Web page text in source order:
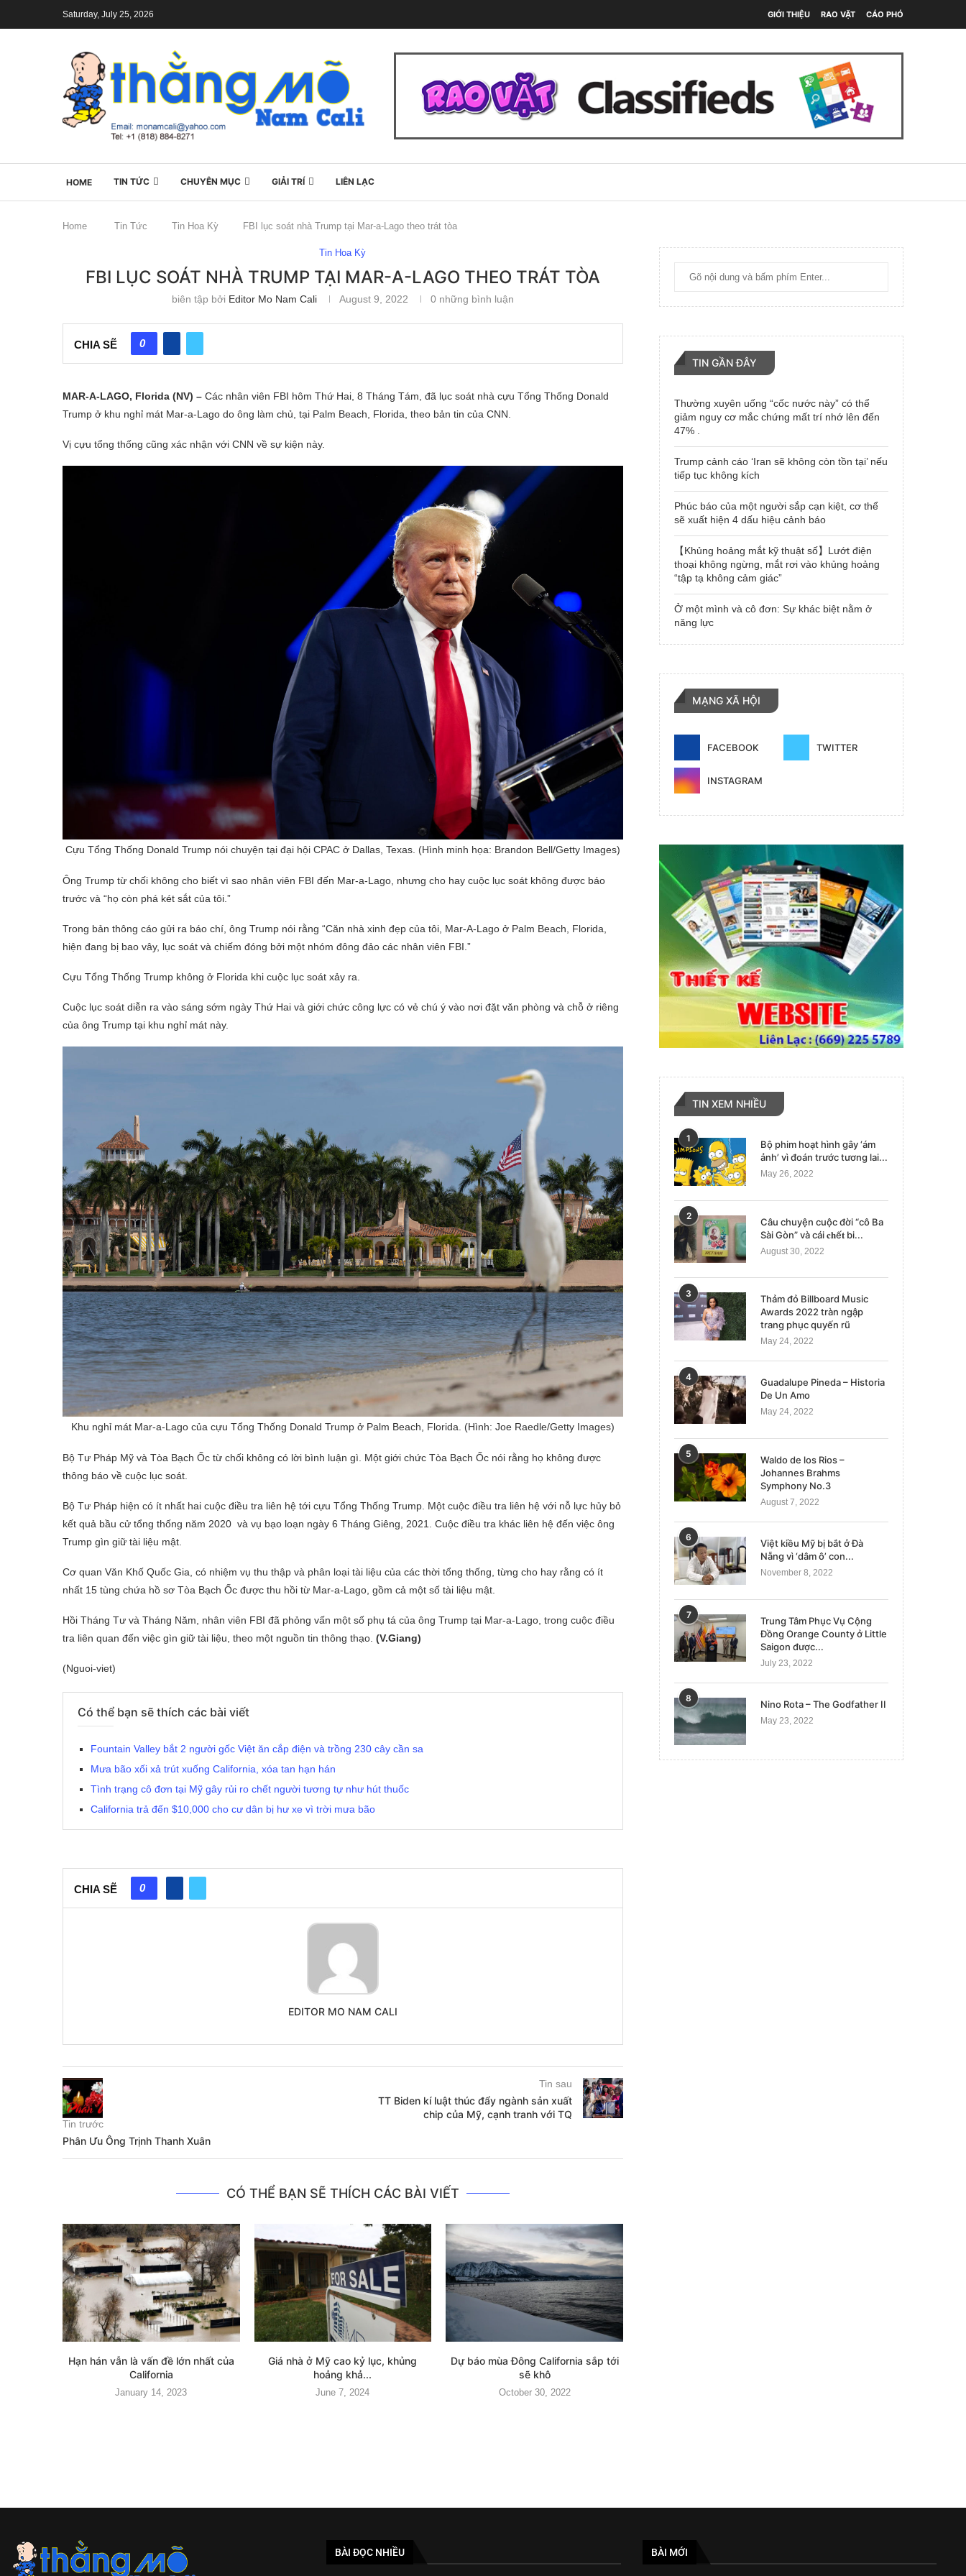
Saturday, July 25, 2026 GIỚI THIỆU RAO VẶT CÁO PHÓ
HOME TIN TỨC CHUYÊN MỤC GIẢI TRÍ LIÊN LẠC
Home Tin Tức Tin Hoa Kỳ FBI lục soát nhà Trump tại Mar-a-Lago theo trát tòa
Tin Hoa Kỳ
FBI LỤC SOÁT NHÀ TRUMP TẠI MAR-A-LAGO THEO TRÁT TÒA
biên tập bởi Editor Mo Nam Cali August 9, 2022 0 những bình luận
CHIA SẼ 0
MAR-A-LAGO, Florida (NV) – Các nhân viên FBI hôm Thứ Hai, 8 Tháng Tám, đã lục soát nhà cựu Tổng Thống Donald
Trump ở khu nghỉ mát Mar-a-Lago do ông làm chủ, tại Palm Beach, Florida, theo bản tin của CNN.
Vị cựu tổng thống cũng xác nhận với CNN về sự kiện này.
Cựu Tổng Thống Donald Trump nói chuyện tại đại hội CPAC ở Dallas, Texas. (Hình minh họa: Brandon Bell/Getty Images)
Ông Trump từ chối không cho biết vì sao nhân viên FBI đến Mar-a-Lago, nhưng cho hay cuộc lục soát không được báo
trước và “họ còn phá két sắt của tôi.”
Trong bản thông cáo gửi ra báo chí, ông Trump nói rằng “Căn nhà xinh đẹp của tôi, Mar-A-Lago ở Palm Beach, Florida,
hiện đang bị bao vây, lục soát và chiếm đóng bởi một nhóm đông đảo các nhân viên FBI.”
Cựu Tổng Thống Trump không ở Florida khi cuộc lục soát xảy ra.
Cuộc lục soát diễn ra vào sáng sớm ngày Thứ Hai và giới chức công lực có vẻ chú ý vào nơi đặt văn phòng và chỗ ở riêng
của ông Trump tại khu nghỉ mát này.
Khu nghỉ mát Mar-a-Lago của cựu Tổng Thống Donald Trump ở Palm Beach, Florida. (Hình: Joe Raedle/Getty Images)
Bộ Tư Pháp Mỹ và Tòa Bạch Ốc từ chối không có lời bình luận gì. Một giới chức Tòa Bạch Ốc nói rằng họ không được
thông báo về cuộc lục soát.
Bộ Tư Pháp hiện có ít nhất hai cuộc điều tra liên hệ tới cựu Tổng Thống Trump. Một cuộc điều tra liên hệ với nỗ lực hủy bỏ
kết quả bầu cử tổng thống năm 2020 và vụ bạo loạn ngày 6 Tháng Giêng, 2021. Cuộc điều tra khác liên hệ đến việc ông
Trump gìn giữ tài liệu mật.
Cơ quan Văn Khố Quốc Gia, có nhiệm vụ thu thập và phân loại tài liệu của các thời tổng thống, từng cho hay rằng có ít
nhất 15 tùng chứa hồ sơ Tòa Bạch Ốc được thu hồi từ Mar-a-Lago, gồm cả một số tài liệu mật.
Hồi Tháng Tư và Tháng Năm, nhân viên FBI đã phỏng vấn một số phụ tá của ông Trump tại Mar-a-Lago, trong cuộc điều
tra liên quan đến việc gìn giữ tài liệu, theo một nguồn tin thông thạo. (V.Giang)
(Nguoi-viet)
Có thể bạn sẽ thích các bài viết
Fountain Valley bắt 2 người gốc Việt ăn cắp điện và trồng 230 cây cần sa
Mưa bão xối xả trút xuống California, xóa tan hạn hán
Tình trạng cô đơn tại Mỹ gây rủi ro chết người tương tự như hút thuốc
California trả đến $10,000 cho cư dân bị hư xe vì trời mưa bão
CHIA SẼ 0
EDITOR MO NAM CALI
Tin trước
Phân Ưu Ông Trịnh Thanh Xuân
Tin sau
TT Biden kí luật thúc đẩy ngành sản xuất
chip của Mỹ, cạnh tranh với TQ
CÓ THỂ BẠN SẼ THÍCH CÁC BÀI VIẾT
Hạn hán vẫn là vấn đề lớn nhất của
California
January 14, 2023
Giá nhà ở Mỹ cao kỷ lục, khủng
hoảng khả...
June 7, 2024
Dự báo mùa Đông California sắp tới
sẽ khô
October 30, 2022
TIN GẦN ĐÂY
Thường xuyên uống “cốc nước này” có thể
giảm nguy cơ mắc chứng mất trí nhớ lên đến
47% .
Trump cảnh cáo ‘Iran sẽ không còn tồn tại’ nếu
tiếp tục không kích
Phúc báo của một người sắp cạn kiệt, cơ thể
sẽ xuất hiện 4 dấu hiệu cảnh báo
【Khủng hoảng mắt kỹ thuật số】Lướt điện
thoại không ngừng, mắt rơi vào khủng hoảng
“tập tạ không cảm giác”
Ở một mình và cô đơn: Sự khác biệt nằm ở
năng lực
MẠNG XÃ HỘI
FACEBOOK TWITTER
INSTAGRAM
TIN XEM NHIỀU
1
Bộ phim hoạt hình gây ‘ám
ảnh’ vì đoán trước tương lai...
May 26, 2022
2
Câu chuyện cuộc đời “cô Ba
Sài Gòn” và cái 𝐜𝐡ế𝐭 bi...
August 30, 2022
3
Thảm đỏ Billboard Music
Awards 2022 tràn ngập
trang phục quyến rũ
May 24, 2022
4
Guadalupe Pineda – Historia
De Un Amo
May 24, 2022
5
Waldo de los Rios –
Johannes Brahms
Symphony No.3
August 7, 2022
6
Việt kiều Mỹ bị bắt ở Đà
Nẵng vì ‘dâm ô’ con...
November 8, 2022
7
Trung Tâm Phục Vụ Cộng
Đồng Orange County ở Little
Saigon được...
July 23, 2022
8
Nino Rota – The Godfather II
May 23, 2022
BÀI ĐỌC NHIỀU BÀI MỚI